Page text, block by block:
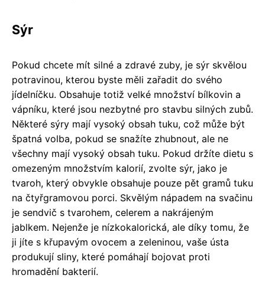
Sýr
Pokud chcete mít silné a zdravé zuby, je sýr skvělou
potravinou, kterou byste měli zařadit do svého
jídelníčku. Obsahuje totiž velké množství bílkovin a
vápníku, které jsou nezbytné pro stavbu silných zubů.
Některé sýry mají vysoký obsah tuku, což může být
špatná volba, pokud se snažíte zhubnout, ale ne
všechny mají vysoký obsah tuku. Pokud držíte dietu s
omezeným množstvím kalorií, zvolte sýr, jako je
tvaroh, který obvykle obsahuje pouze pět gramů tuku
na čtyřgramovou porci. Skvělým nápadem na svačinu
je sendvič s tvarohem, celerem a nakrájeným
jablkem. Nejenže je nízkokalorická, ale díky tomu, že
ji jíte s křupavým ovocem a zeleninou, vaše ústa
produkují sliny, které pomáhají bojovat proti
hromadění bakterií.